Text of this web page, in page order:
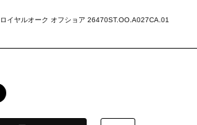
ロイヤルオーク オフショア 26470ST.OO.A027CA.01